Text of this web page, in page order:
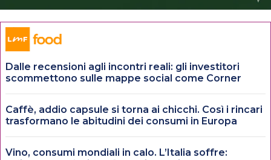
Dalle recensioni agli incontri reali: gli investitori
scommettono sulle mappe social come Corner
Caffè, addio capsule si torna ai chicchi. Così i rincari
trasformano le abitudini dei consumi in Europa
Vino, consumi mondiali in calo. L’Italia soffre: